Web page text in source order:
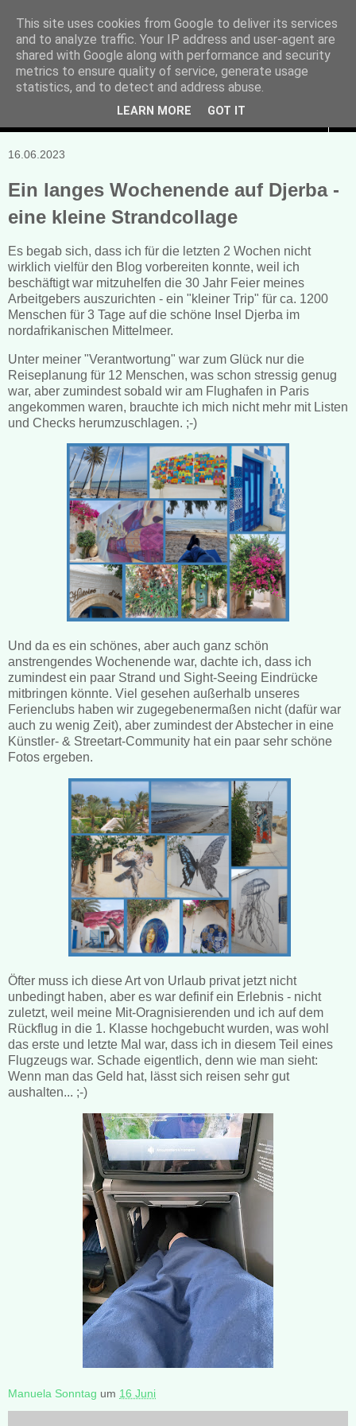
Manuela Sonntag
Bücher, Blogs & mehr
16.06.2023
Ein langes Wochenende auf Djerba -
eine kleine Strandcollage
Es begab sich, dass ich für die letzten 2 Wochen nicht
wirklich vielfür den Blog vorbereiten konnte, weil ich
beschäftigt war mitzuhelfen die 30 Jahr Feier meines
Arbeitgebers auszurichten - ein "kleiner Trip" für ca. 1200
Menschen für 3 Tage auf die schöne Insel Djerba im
nordafrikanischen Mittelmeer.
Unter meiner "Verantwortung" war zum Glück nur die
Reiseplanung für 12 Menschen, was schon stressig genug
war, aber zumindest sobald wir am Flughafen in Paris
angekommen waren, brauchte ich mich nicht mehr mit Listen
und Checks herumzuschlagen. ;-)
Und da es ein schönes, aber auch ganz schön
anstrengendes Wochenende war, dachte ich, dass ich
zumindest ein paar Strand und Sight-Seeing Eindrücke
mitbringen könnte. Viel gesehen außerhalb unseres
Ferienclubs haben wir zugegebenermaßen nicht (dafür war
auch zu wenig Zeit), aber zumindest der Abstecher in eine
Künstler- & Streetart-Community hat ein paar sehr schöne
Fotos ergeben.
Öfter muss ich diese Art von Urlaub privat jetzt nicht
unbedingt haben, aber es war definif ein Erlebnis - nicht
zuletzt, weil meine Mit-Oragnisierenden und ich auf dem
Rückflug in die 1. Klasse hochgebucht wurden, was wohl
das erste und letzte Mal war, dass ich in diesem Teil eines
Flugzeugs war. Schade eigentlich, denn wie man sieht:
Wenn man das Geld hat, lässt sich reisen sehr gut
aushalten... ;-)
Manuela Sonntag um 16 Juni
This site uses cookies from Google to deliver its services
and to analyze traffic. Your IP address and user-agent are
shared with Google along with performance and security
metrics to ensure quality of service, generate usage
statistics, and to detect and address abuse.
LEARN MORE GOT IT